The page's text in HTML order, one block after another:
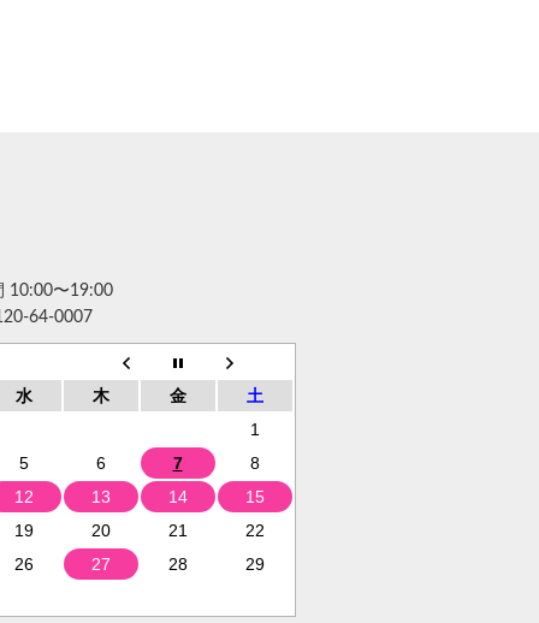
10:00〜19:00
64-0007
水 木 金
土
1
5
6 7
8
12
13 14
15
19
20 21
22
26
27 28 29